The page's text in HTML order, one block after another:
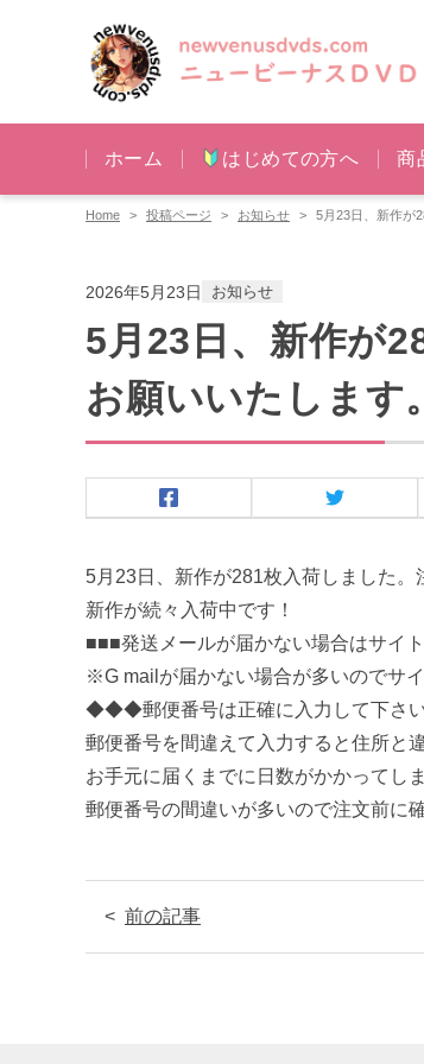
ホーム はじめての方へ 商
Home 投稿ページ お知らせ 5月23日、新作が
2026年5月23日 お知らせ
5月23日、新作が
お願いいたします。
5月23日、新作が281枚入荷しました。
新作が続々入荷中です！
■■■発送メールが届かない場合はサイ
※G mailが届かない場合が多いのでサ
◆◆◆郵便番号は正確に入力して下
郵便番号を間違えて入力すると住所と
お手元に届くまでに日数がかかってし
郵便番号の間違いが多いので注文前に
前の記事